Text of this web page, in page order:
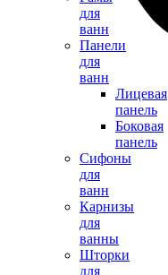
для
ванн
Панели
для
ванн
Лицевая
панель
Боковая
панель
Сифоны
для
ванн
Карнизы
для
ванны
Шторки
для